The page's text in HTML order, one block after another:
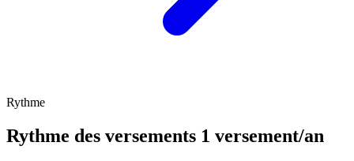
Rythme
Rythme des versements 1 versement/an